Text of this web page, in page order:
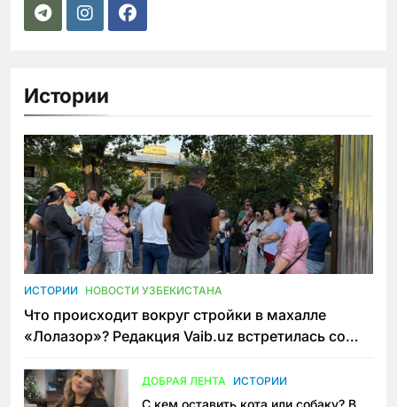
Истории
ИСТОРИИ НОВОСТИ УЗБЕКИСТАНА
Что происходит вокруг стройки в махалле
«Лолазор»? Редакция Vaib.uz встретилась со
ДОБРАЯ ЛЕНТА ИСТОРИИ